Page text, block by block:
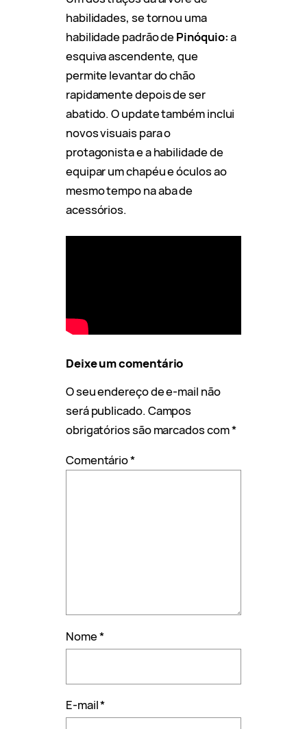
habilidades, se tornou uma
habilidade padrão dePinóquio:a
esquiva ascendente, que
permite levantar do chão
rapidamente depois de ser
abatido. O update também inclui
novos visuais para o
protagonista e a habilidade de
equipar um chapéu e óculos ao
mesmo tempo na aba de
acessórios.
Deixe um comentário
O seu endereço de e-mail não
será publicado. Campos
obrigatórios são marcados com*
Comentário*
Nome*
E-mail*